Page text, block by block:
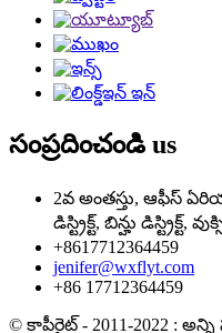
సంప్రదించండి us
2వ అంతస్తు, ఆఫీస్
డిస్ట్రిక్ట్, బిన్హు డిస్ట్రిక్ట్,
+8617712364459
jenifer@wxflyt.com
+86 17712364459
© కాపీరైట్ - 2011-2022 :